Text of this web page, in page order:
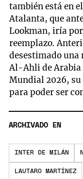
también está en
Atalanta, que
Lookman, iría
reemplazo.
desestimado
Al-Ahli de Arabia
Mundial 2026,
para poder ser
ARCHIVADO EN
INTER DE MILÁN
LAUTARO MARTÍNEZ